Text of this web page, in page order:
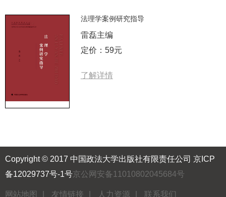
法理学案例研究指导
雷磊主编
定价：59元
了解详情
Copyright © 2017 中国政法大学出版社有限责任公司 京ICP
备12029737号-1号京公网安备11010802045684号
网站地图 友情链接 人力资源 联系我们